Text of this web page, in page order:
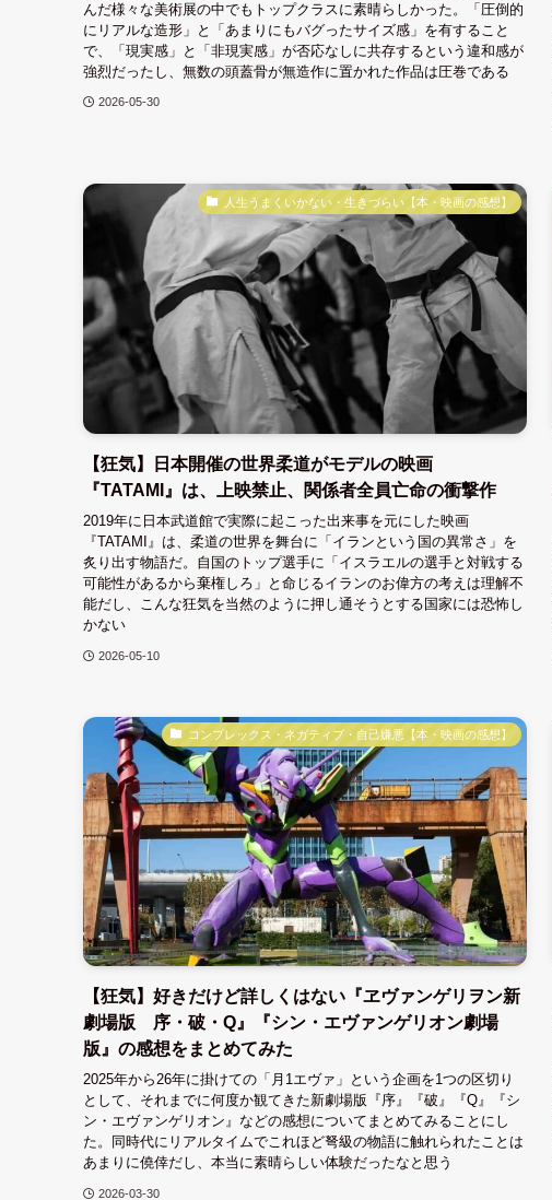
んだ様々な美術展の中でもトップクラスに素晴らしかった。「圧倒的
にリアルな造形」と「あまりにもバグったサイズ感」を有すること
で、「現実感」と「非現実感」が否応なしに共存するという違和感が
強烈だったし、無数の頭蓋骨が無造作に置かれた作品は圧巻である
2026-05-30
人生うまくいかない・生きづらい【本・映画の感想】
【狂気】日本開催の世界柔道がモデルの映画
『TATAMI』は、上映禁止、関係者全員亡命の衝撃作
2019年に日本武道館で実際に起こった出来事を元にした映画
『TATAMI』は、柔道の世界を舞台に「イランという国の異常さ」を
炙り出す物語だ。自国のトップ選手に「イスラエルの選手と対戦する
可能性があるから棄権しろ」と命じるイランのお偉方の考えは理解不
能だし、こんな狂気を当然のように押し通そうとする国家には恐怖し
かない
2026-05-10
コンプレックス・ネガティブ・自己嫌悪【本・映画の感想】
【狂気】好きだけど詳しくはない『ヱヴァンゲリヲン新
劇場版 序・破・Q』『シン・エヴァンゲリオン劇場
版』の感想をまとめてみた
2025年から26年に掛けての「月1エヴァ」という企画を1つの区切り
として、それまでに何度か観てきた新劇場版『序』『破』『Q』『シ
ン・エヴァンゲリオン』などの感想についてまとめてみることにし
た。同時代にリアルタイムでこれほど弩級の物語に触れられたことは
あまりに僥倖だし、本当に素晴らしい体験だったなと思う
2026-03-30